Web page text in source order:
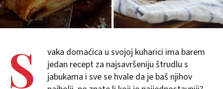
S
vaka domaćica u svojoj kuharici ima barem
jedan recept za najsavršeniju štrudlu s
jabukama i sve se hvale da je baš njihov